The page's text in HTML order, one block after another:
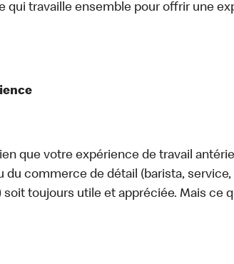
qui travaille ensemble pour offrir une
que votre expérience de travail
du commerce de détail (barista,
soit toujours utile et appréciée. Mais ce